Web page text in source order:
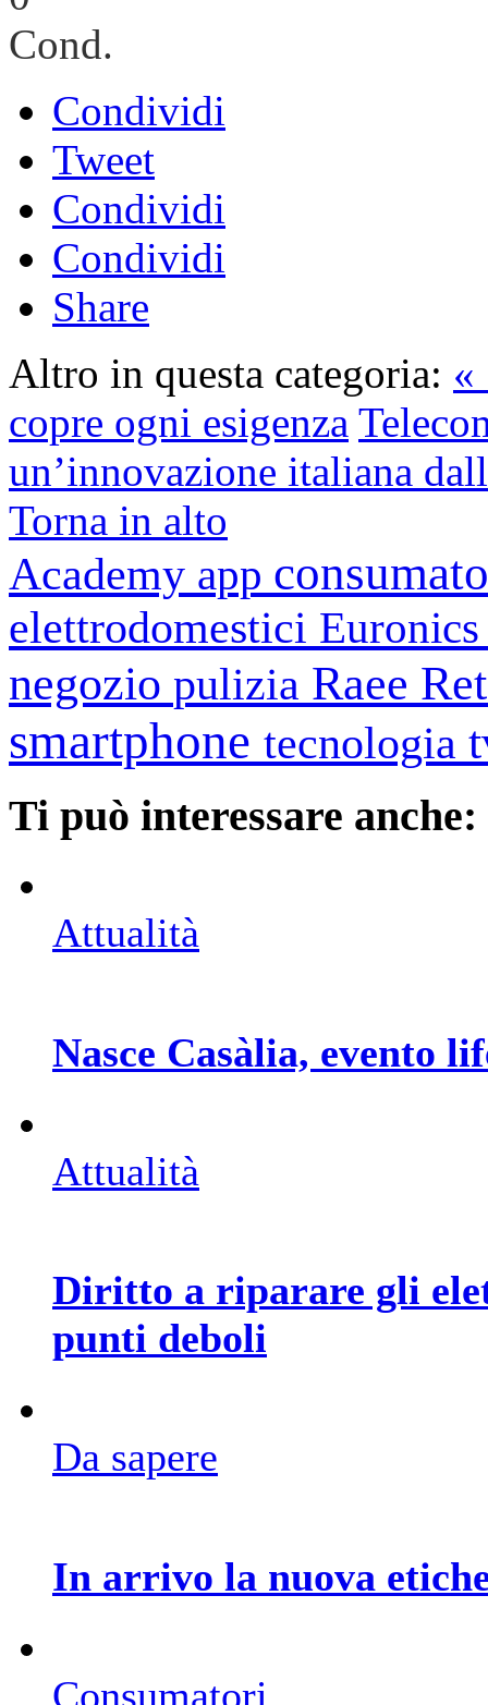
Cond.
Condividi
Tweet
Condividi
Condividi
Share
Altro in questa categoria: «
copre ogni esigenza
un’innovazione italiana
Torna in alto
Academy app
elettrodomestici
negozio pulizia Raee
smartphone tecnologia
Ti può interessare anche:
Attualità
Nasce Casàlia, evento
Attualità
Diritto a riparare gli
punti deboli
Da sapere
In arrivo la nuova
Consumatori